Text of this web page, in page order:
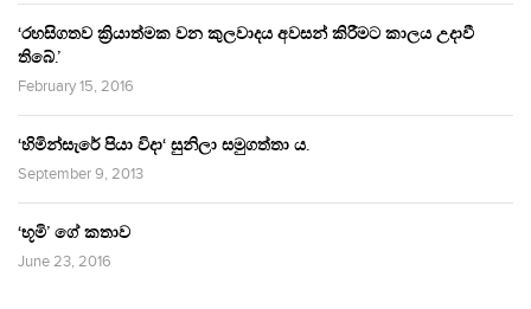
‘රහසිගතව ක්‍රියාත්මක වන කුලවාදය අවසන් කිරීමට කාලය උදාවී
තිබේ.’
February 15, 2016
‘හිමින්සැරේ පියා විදා‘ සුනිලා සමුගත්තා ය.
September 9, 2013
‘භූමි’ ගේ කතාව
June 23, 2016